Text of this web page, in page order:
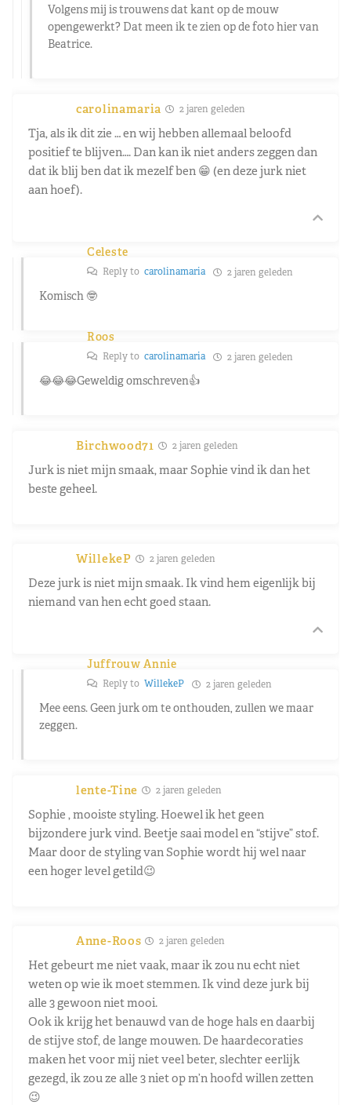
Volgens mij is trouwens dat kant op de mouw
opengewerkt? Dat meen ik te zien op de foto hier van
Beatrice.
carolinamaria 2 jaren geleden
Tja, als ik dit zie … en wij hebben allemaal beloofd
positief te blijven…. Dan kan ik niet anders zeggen dan
dat ik blij ben dat ik mezelf ben 😁 (en deze jurk niet
aan hoef).
Celeste
Reply to carolinamaria 2 jaren geleden
Komisch 🤓
Roos
Reply to carolinamaria 2 jaren geleden
😂😂😂Geweldig omschreven👍
Birchwood71 2 jaren geleden
Jurk is niet mijn smaak, maar Sophie vind ik dan het
beste geheel.
WillekeP 2 jaren geleden
Deze jurk is niet mijn smaak. Ik vind hem eigenlijk bij
niemand van hen echt goed staan.
Juffrouw Annie
Reply to WillekeP 2 jaren geleden
Mee eens. Geen jurk om te onthouden, zullen we maar
zeggen.
lente-Tine 2 jaren geleden
Sophie , mooiste styling. Hoewel ik het geen
bijzondere jurk vind. Beetje saai model en “stijve” stof.
Maar door de styling van Sophie wordt hij wel naar
een hoger level getild😉
Anne-Roos 2 jaren geleden
Het gebeurt me niet vaak, maar ik zou nu echt niet
weten op wie ik moet stemmen. Ik vind deze jurk bij
alle 3 gewoon niet mooi.
Ook ik krijg het benauwd van de hoge hals en daarbij
de stijve stof, de lange mouwen. De haardecoraties
maken het voor mij niet veel beter, slechter eerlijk
gezegd, ik zou ze alle 3 niet op m’n hoofd willen zetten
😉